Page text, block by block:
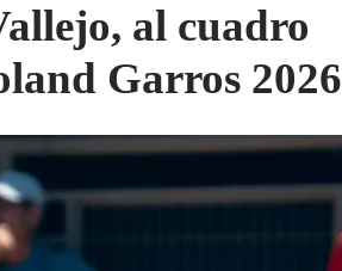
al cuadro
Garros 2026